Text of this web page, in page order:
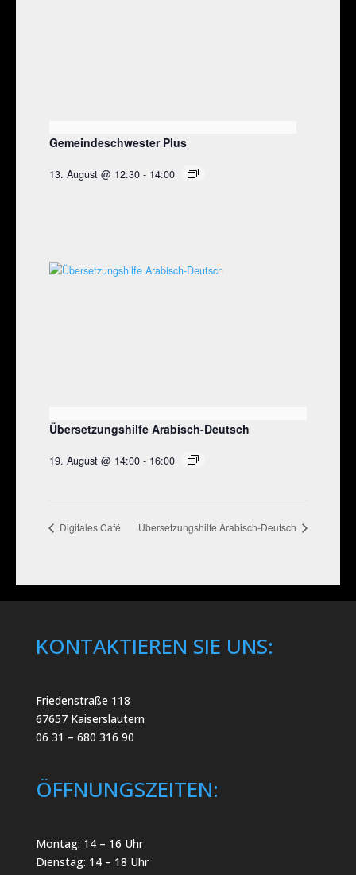
Gemeindeschwester Plus
13. August @ 12:30 - 14:00
Übersetzungshilfe Arabisch-Deutsch
19. August @ 14:00 - 16:00
Digitales Café Übersetzungshilfe Arabisch-Deutsch
KONTAKTIEREN SIE UNS:
Friedenstraße 118
67657 Kaiserslautern
06 31 – 680 316 90
ÖFFNUNGSZEITEN:
Montag: 14 – 16 Uhr
Dienstag: 14 – 18 Uhr